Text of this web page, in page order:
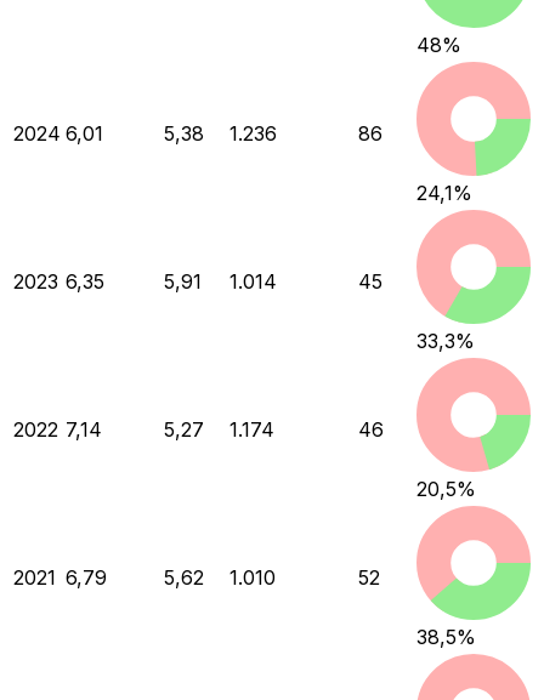
48%
2024 6,01 5,38 1.236 86
24,1%
2023 6,35 5,91 1.014 45
33,3%
2022 7,14 5,27 1.174 46
20,5%
2021 6,79 5,62 1.010 52
38,5%